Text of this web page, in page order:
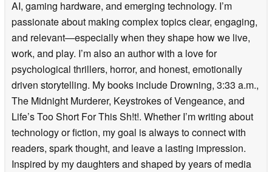
AI, gaming hardware, and emerging technology. I’m
passionate about making complex topics clear, engaging,
and relevant—especially when they shape how we live,
work, and play. I’m also an author with a love for
psychological thrillers, horror, and honest, emotionally
driven storytelling. My books include Drowning, 3:33 a.m.,
The Midnight Murderer, Keystrokes of Vengeance, and
Life’s Too Short For This Sh!t!. Whether I’m writing about
technology or fiction, my goal is always to connect with
readers, spark thought, and leave a lasting impression.
Inspired by my daughters and shaped by years of media